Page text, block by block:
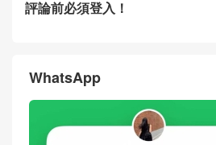
Fendi New Peekaboo Handb
搶沙發